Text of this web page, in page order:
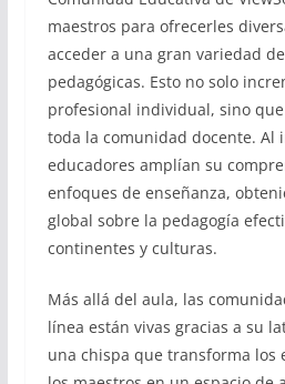
maestros para ofrecerles
acceder a una gran variedad
pedagógicas. Esto no solo
profesional individual, sino
toda la comunidad docente. Al
educadores amplían su
enfoques de enseñanza,
global sobre la pedagogía
continentes y culturas.
Más allá del aula, las
línea están vivas gracias a su
una chispa que transforma los